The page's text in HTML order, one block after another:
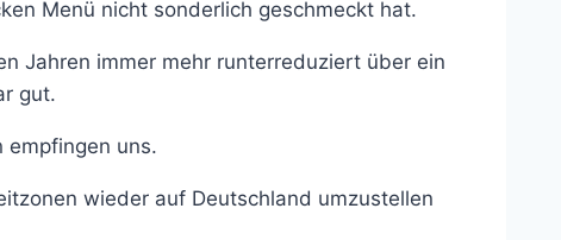
Menü nicht sonderlich geschmeckt hat.
Jahren immer mehr runterreduziert über ein
gut.
empfingen uns.
wieder auf Deutschland umzustellen